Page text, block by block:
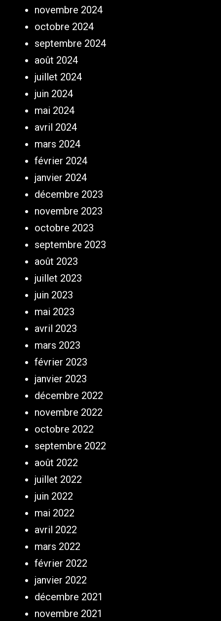
novembre 2024
octobre 2024
septembre 2024
août 2024
juillet 2024
juin 2024
mai 2024
avril 2024
mars 2024
février 2024
janvier 2024
décembre 2023
novembre 2023
octobre 2023
septembre 2023
août 2023
juillet 2023
juin 2023
mai 2023
avril 2023
mars 2023
février 2023
janvier 2023
décembre 2022
novembre 2022
octobre 2022
septembre 2022
août 2022
juillet 2022
juin 2022
mai 2022
avril 2022
mars 2022
février 2022
janvier 2022
décembre 2021
novembre 2021